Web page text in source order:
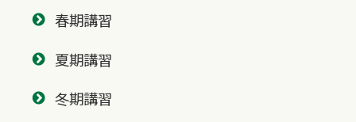
春期講習
夏期講習
冬期講習